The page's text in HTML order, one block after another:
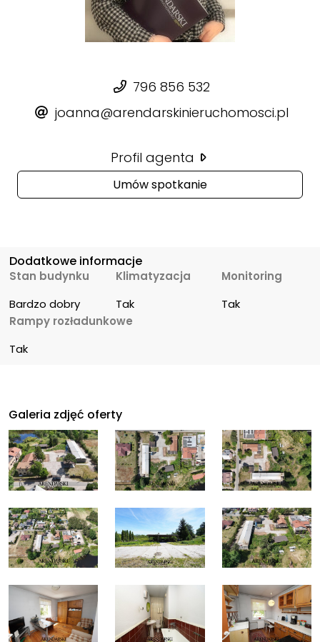
796 856 532
joanna@arendarskinieruchomosci.pl
Profil agenta
Umów spotkanie
Dodatkowe informacje
Stan budynku
Bardzo dobry
Klimatyzacja
Tak
Monitoring
Tak
Rampy rozładunkowe
Tak
Galeria zdjęć oferty